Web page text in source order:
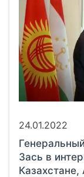
24.01.2022
Зась в
Казахстане,